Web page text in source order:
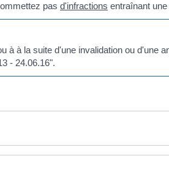
pas d'infractions entraînant
à à la suite d'une invalidation ou d'une
- 24.06.16".